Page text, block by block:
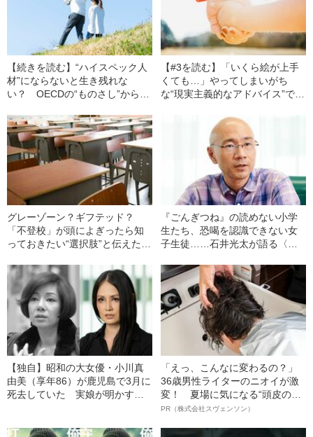
【続きを読む】“ハイスペック人
材”にならないと生き残れな
い？ OECDの“ものさし”から抜
【#3を読む】「いくら絵が上手
くても…」やってしまいがち
な“現実主義的なアドバイス”で子
グレーゾーン？ギフテッド？
「不登校」が頭によぎったら知
っておきたい“選択肢”と伝えた
『ごんぎつね』の読めない小学
生たち、恐喝を認識できない女
子生徒……石井光太が語る〈い
崩壊の惨状
【独自】昭和の大女優・小川真
由美（享年86）が鹿児島で3月に
死去していた 実娘が明かす
「えっ、こんなに変わるの？」
36歳男性ライターのニオイが激
変！ 夏場に気になる“頭皮のニ
オイ”や“ベタつき”を解消す
ト”が生み出した徹底ケアとは
PR（株式会社スヴェンソン）